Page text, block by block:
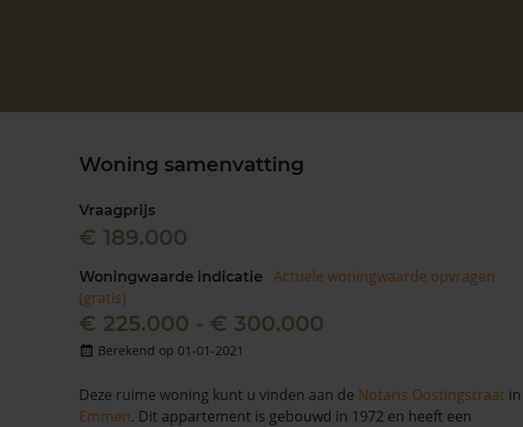
Woning samenvatting
Vraagprijs
€ 189.000
Woningwaarde indicatie
Actuele woningwaarde opvragen
(gratis)
€ 225.000 - € 300.000
Berekend op 01-01-2021
Deze ruime woning kunt u vinden aan de Notaris Oostingstraat in
Emmen. Dit appartement is gebouwd in 1972 en heeft een